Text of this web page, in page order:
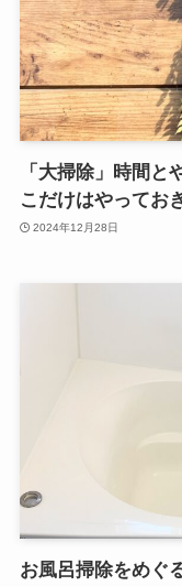
「大掃除」時間と
こだけはやってお
2024年12月28日
お風呂掃除をめぐ